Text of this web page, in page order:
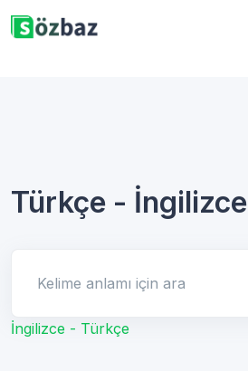
Türkçe - İngilizce
İngilizce - Türkçe